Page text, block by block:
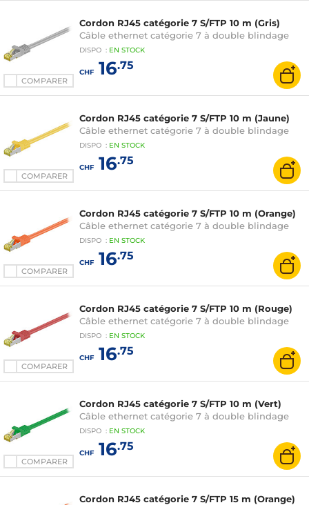
COMPARER
Cordon RJ45 catégorie 7 S/FTP 10 m (Gris)
Câble ethernet catégorie 7 à double blindage
DISPO : EN STOCK
CHF16.75
COMPARER
Cordon RJ45 catégorie 7 S/FTP 10 m (Jaune)
Câble ethernet catégorie 7 à double blindage
DISPO : EN STOCK
CHF16.75
COMPARER
Cordon RJ45 catégorie 7 S/FTP 10 m (Orange)
Câble ethernet catégorie 7 à double blindage
DISPO : EN STOCK
CHF16.75
COMPARER
Cordon RJ45 catégorie 7 S/FTP 10 m (Rouge)
Câble ethernet catégorie 7 à double blindage
DISPO : EN STOCK
CHF16.75
COMPARER
Cordon RJ45 catégorie 7 S/FTP 10 m (Vert)
Câble ethernet catégorie 7 à double blindage
DISPO : EN STOCK
CHF16.75
Cordon RJ45 catégorie 7 S/FTP 15 m (Orange)